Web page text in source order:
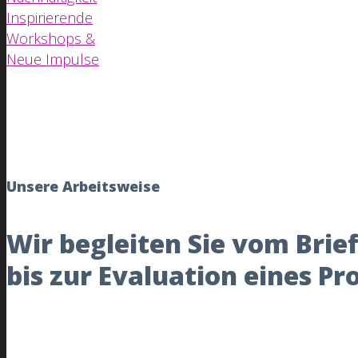
Inspirierende
Workshops &
Neue Impulse
Unsere Arbeitsweise
Wir begleiten Sie vom
bis zur Evaluation eines